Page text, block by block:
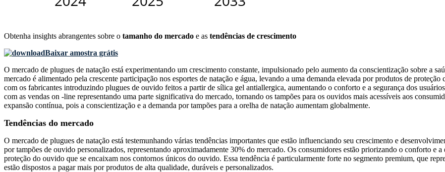
Obtenha insights abrangentes sobre o tamanho do mercado e as tendências de crescimento
Baixar amostra grátis
O mercado de plugues de natação está experimentando um crescimento constante, impulsionado pelo aumento da conscientização sobre a
mercado é alimentado pela crescente participação nos esportes de natação e água, levando a uma demanda elevada por produtos de
com os fabricantes introduzindo plugues de ouvido feitos a partir de sílica gel antiallergica, aumentando o conforto e a segurança dos
com as vendas on -line representando uma parte significativa do mercado, tornando os tampões para os ouvidos mais acessíveis aos
expansão contínua, pois a conscientização e a demanda por tampões para a orelha de natação aumentam globalmente.
Tendências do mercado
O mercado de plugues de natação está testemunhando várias tendências importantes que estão influenciando seu crescimento e
por tampões de ouvido personalizados, representando aproximadamente 30% do mercado. Os consumidores estão priorizando o conforto e
proteção do ouvido que se encaixam nos contornos únicos do ouvido. Essa tendência é particularmente forte no segmento premium, que
estão dispostos a pagar mais por produtos de alta qualidade, duráveis ​​e personalizados.